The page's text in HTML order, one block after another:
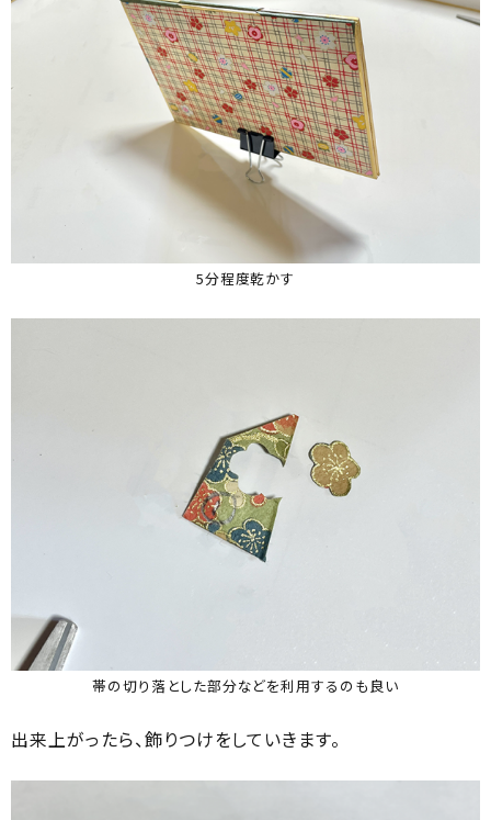
5分程度乾かす
帯の切り落とした部分などを利用するのも良い
出来上がったら、飾りつけをしていきます。